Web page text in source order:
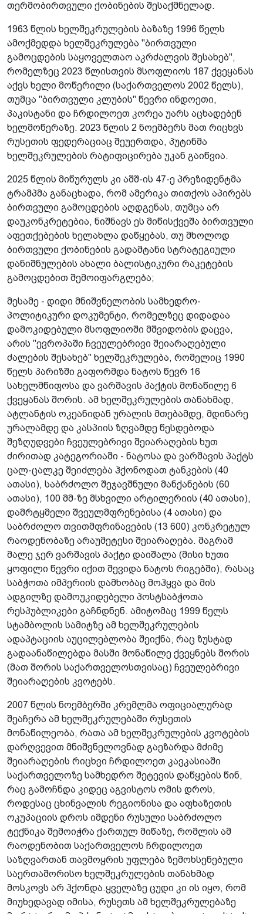
თერმობირთვული ქობინების შესაქმნელად.
1963 წლის ხელშეკრულების ბაზაზე 1996 წელს
ამოქმედდა ხელშეკრულება "ბირთვული
გამოცდების საყოველთაო აკრძალვის შესახებ",
რომელზეც 2023 წლისთვის მსოფლიოს 187 ქვეყანას
აქვს ხელი მოწერილი (საქართველოს 2002 წელს),
თუმცა "ბირთვული კლუბის" წევრი ინდოეთი,
პაკისტანი და ჩრდილოეთ კორეა უარს აცხადებენ
ხელმოწერაზე. 2023 წლის 2 ნოემბერს მათ რიცხვს
რუსეთის ფედერაციაც შეუერთდა, პუტინმა
ხელშეკრულების რატიფიცირება უკან გაიწვია.
2025 წლის მიწურულს კი აშშ-ის 47-ე პრეზიდენტმა
ტრამპმა განაცხადა, რომ ამერიკა თითქოს აპირებს
ბირთვული გამოცდების აღდგენას, თუმცა არ
დაუკონკრეტებია, ნიშნავს ეს მიწისქვეშა ბირთვული
აფეთქებების ხელახლა დაწყებას, თუ მხოლოდ
ბირთვული ქობინების გადამტანი სტრატეგიული
დანიშნულების ახალი ბალისტიკური რაკეტების
გამოცდებით შემოიფარგლება;
მესამე - დიდი მნიშვნელობის სამხედრო-
პოლიტიკური დოკუმენტი, რომელზეც დიდადაა
დამოკიდებული მსოფლიოში მშვიდობის დაცვა,
არის "ევროპაში ჩვეულებრივი შეიარაღებული
ძალების შესახებ" ხელშეკრულება, რომელიც 1990
წელს პარიზში გაფორმდა ნატოს წევრ 16
სახელმწიფოსა და ვარშავის პაქტის მონაწილე 6
ქვეყანას შორის. ამ ხელშეკრულების თანახმად,
ატლანტის ოკეანიდან ურალის მთებამდე, მდინარე
ურალამდე და კასპიის ზღვამდე წესდებოდა
შეზღუდვები ჩვეულებრივი შეიარაღების ხუთ
ძირითად კატეგორიაში - ნატოსა და ვარშავის პაქტს
ცალ-ცალკე შეიძლება ჰქონოდათ ტანკების (40
ათასი), საბრძოლო შეჯავშნული მანქანების (60
ათასი), 100 მმ-ზე მსხვილი არტილერიის (40 ათასი),
დამრტყმელი შვეულმფრენებისა (4 ათასი) და
საბრძოლო თვითმფრინავების (13 600) კონკრეტულ
რაოდენობაზე არაუმეტესი შეიარაღება. მაგრამ
მალე ჯერ ვარშავის პაქტი დაიშალა (მისი ხუთი
ყოფილი წევრი იქით შევიდა ნატოს რიგებში), რასაც
საბჭოთა იმპერიის დამხობაც მოჰყვა და მის
ადგილზე დამოუკიდებელი პოსტსაბჭოთა
რესპუბლიკები გაჩნდნენ. ამიტომაც 1999 წელს
სტამბოლის სამიტზე ამ ხელშეკრულების
ადაპტაციის აუცილებლობა შეიქნა, რაც ზუსტად
გადაანაწილებდა მასში მონაწილე ქვეყნებს შორის
(მათ შორის საქართველოსთვისაც) ჩვეულებრივი
შეიარაღების კვოტებს.
2007 წლის ნოემბერში კრემლმა ოფიციალურად
შეაჩერა ამ ხელშეკრულებაში რუსეთის
მონაწილეობა, რათა ამ ხელშეკრულების კვოტების
დარღვევით მნიშვნელოვნად გაეზარდა მძიმე
შეიარაღების რიცხვი ჩრდილოეთ კავკასიაში
საქართველოზე სამხედრო შეტევის დაწყების წინ,
რაც გამოჩნდა კიდეც აგვისტოს ომის დროს,
როდესაც ცხინვალის რეგიონისა და აფხაზეთის
ოკუპაციის დროს იმდენი რუსული საბრძოლო
ტექნიკა შემოიჭრა ქართულ მიწაზე, რომლის ამ
რაოდენობით საქართველოს ჩრდილოეთ
საზღვართან თავმოყრის უფლება ზემოხსენებული
საერთაშორისო ხელშეკრულების თანახმად
მოსკოვს არ ჰქონდა.ყველაზე ცუდი კი ის იყო, რომ
მიუხედავად იმისა, რუსეთს ამ ხელშეკრულებაზე